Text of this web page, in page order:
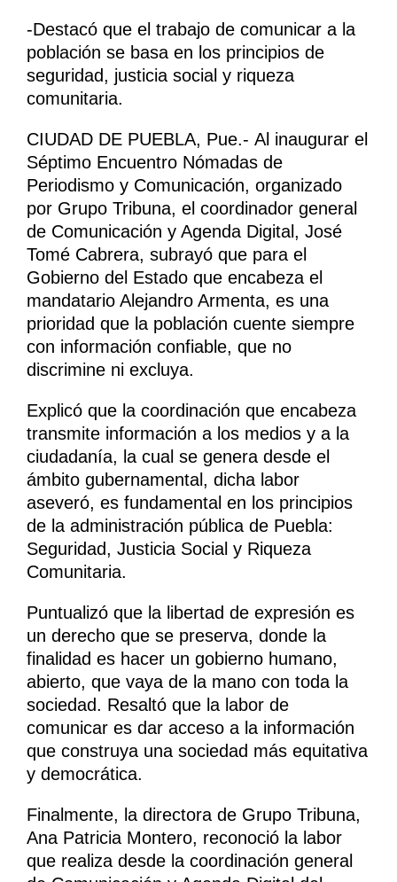
-Destacó que el trabajo de comunicar a la
población se basa en los principios de
seguridad, justicia social y riqueza
comunitaria.
CIUDAD DE PUEBLA, Pue.- Al inaugurar el
Séptimo Encuentro Nómadas de
Periodismo y Comunicación, organizado
por Grupo Tribuna, el coordinador general
de Comunicación y Agenda Digital, José
Tomé Cabrera, subrayó que para el
Gobierno del Estado que encabeza el
mandatario Alejandro Armenta, es una
prioridad que la población cuente siempre
con información confiable, que no
discrimine ni excluya.
Explicó que la coordinación que encabeza
transmite información a los medios y a la
ciudadanía, la cual se genera desde el
ámbito gubernamental, dicha labor
aseveró, es fundamental en los principios
de la administración pública de Puebla:
Seguridad, Justicia Social y Riqueza
Comunitaria.
Puntualizó que la libertad de expresión es
un derecho que se preserva, donde la
finalidad es hacer un gobierno humano,
abierto, que vaya de la mano con toda la
sociedad. Resaltó que la labor de
comunicar es dar acceso a la información
que construya una sociedad más equitativa
y democrática.
Finalmente, la directora de Grupo Tribuna,
Ana Patricia Montero, reconoció la labor
que realiza desde la coordinación general